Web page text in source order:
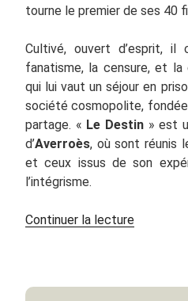
tourne le premier de ses 40
Cultivé, ouvert d’esprit,
fanatisme, la censure, et la
qui lui vaut un séjour en
société cosmopolite,
partage. « Le Destin» est
d’Averroès, où sont réunis
et ceux issus de son
l’intégrisme.
Continuer la lecturede